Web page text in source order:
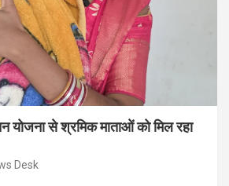
योजना से श्रमिक माताओं को मिल रहा
Desk